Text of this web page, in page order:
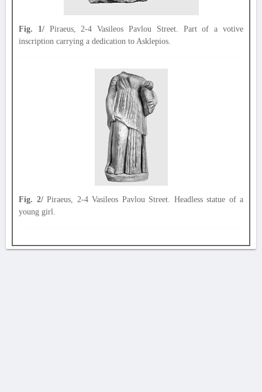
Fig. 1/Piraeus, 2-4 Vasileos Pavlou Street. Part of a votive
inscription carrying a dedication to Asklepios.
Fig. 2/Piraeus, 2-4 Vasileos Pavlou Street. Headless statue of a
young girl.